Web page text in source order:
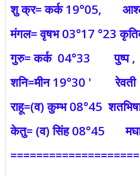
शु क्र= कर्क 19°05,
मंगल= वृषभ 03°17 °23
गुरु= कर्क 04°33
शनि=मीन 19°30 '
राहू=(व) कुम्भ 08°45
केतु= (व) सिंह 08°45